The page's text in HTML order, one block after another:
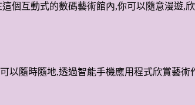
個互動式的數碼藝術館內,你可以隨意漫遊,
以隨時隨地,透過智能手機應用程式欣賞藝